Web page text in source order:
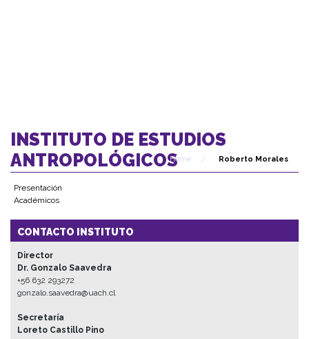
INSTITUTO DE ESTUDIOS
ANTROPOLÓGICOSHome / Roberto Morales
Presentación
Académicos
CONTACTO INSTITUTO
Director
Dr. Gonzalo Saavedra
+56 632 293272
gonzalo.saavedra@uach.cl
Secretaría
Loreto Castillo Pino